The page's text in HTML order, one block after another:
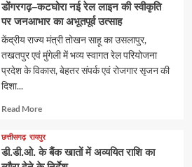
डोंगरगढ़–कटघोरा नई रेल लाइन की स्वीकृति
पर जनआभार का अभूतपूर्व उत्साह
केंद्रीय राज्य मंत्री तोखन साहू का उसलापुर,
तखतपुर एवं मुंगेली में भव्य स्वागत रेल परियोजना
प्रदेश के विकास, बेहतर संपर्क एवं रोजगार सृजन की
दिशा...
Read MoreRead
about
छत्तीसगढ़ रायपुर
डी.डी.ओ. के बैंक खातों में अव्ययित राशि का